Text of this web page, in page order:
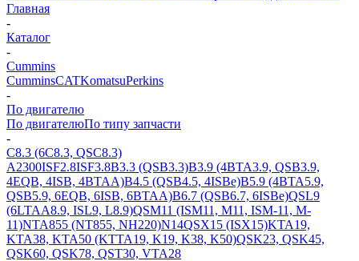
Главная
-
Каталог
-
Cummins
CumminsCATKomatsuPerkins
-
По двигателю
По двигателюПо типу запчасти
-
C8.3 (6C8.3, QSC8.3)
A2300ISF2.8ISF3.8B3.3 (QSB3.3)B3.9 (4BTA3.9, QSB3.9,
4EQB, 4ISB, 4BTAA)B4.5 (QSB4.5, 4ISBe)B5.9 (4BTA5.9,
QSB5.9, 6EQB, 6ISB, 6BTAA)B6.7 (QSB6.7, 6ISBe)QSL9
(6LTAA8.9, ISL9, L8.9)QSM11 (ISM11, M11, ISM-11, M-
11)NTA855 (NT855, NH220)N14QSX15 (ISX15)KTA19,
KTA38, KTA50 (KTTA19, K19, K38, K50)QSK23, QSK45,
QSK60, QSK78, QST30, VTA28